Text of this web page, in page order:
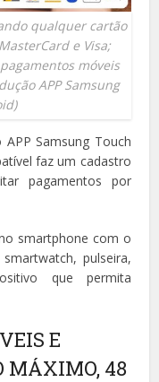
qualquer cartão
e Visa;
móveis
APP Samsung
Samsung Touch
faz um cadastro
pagamentos por
smartphone com o
pulseira,
que permita
E
MÁXIMO, 48